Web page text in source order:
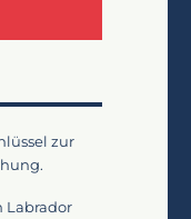
zur
Labrador